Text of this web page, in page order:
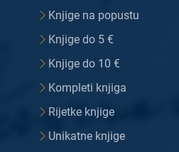
Knjige na popustu
Knjige do 5 €
Knjige do 10 €
Kompleti knjiga
Rijetke knjige
Unikatne knjige